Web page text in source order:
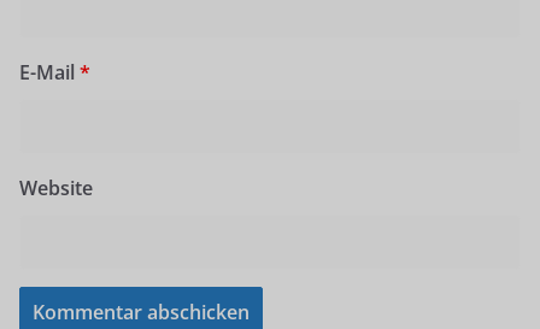
E-Mail *
Website